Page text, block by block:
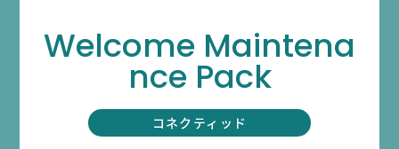
Welcome Maintena
nce Pack
コネクティッド